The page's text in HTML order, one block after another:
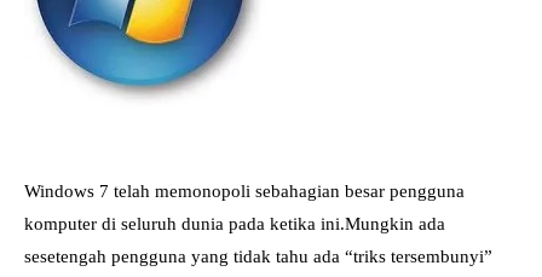
Windows 7 telah memonopoli sebahagian besar pengguna
komputer di seluruh dunia pada ketika ini.Mungkin ada
sesetengah pengguna yang tidak tahu ada “triks tersembunyi”